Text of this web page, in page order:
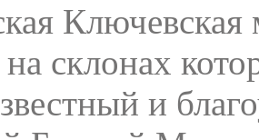
Ключевская
склонах
и